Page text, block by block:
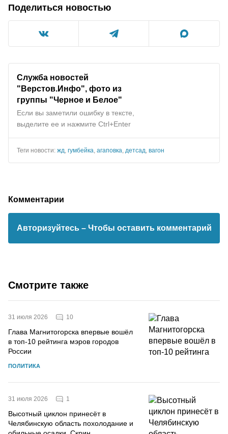
Поделиться новостью
Служба новостей
"Верстов.Инфо", фото из
группы "Черное и Белое"
Если вы заметили ошибку в тексте,
выделите ее и нажмите Ctrl+Enter
Теги новости: жд, гумбейка, агаповка, детсад, вагон
Комментарии
Авторизуйтесь – Чтобы оставить комментарий
Смотрите также
31 июля 2026 10
Глава Магнитогорска впервые вошёл
в топ-10 рейтинга мэров городов
России
ПОЛИТИКА
31 июля 2026 1
Высотный циклон принесёт в
Челябинскую область похолодание и